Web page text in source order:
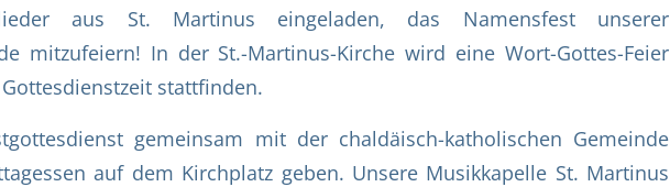
aus St. Martinus eingeladen, das Namensfest unserer
mitzufeiern! In der St.-Martinus-Kirche wird eine Wort-Gottes-Feier
stattfinden.
gemeinsam mit der chaldäisch-katholischen Gemeinde
auf dem Kirchplatz geben. Unsere Musikkapelle St. Martinus